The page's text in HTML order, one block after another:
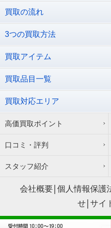
買取の流れ
3つの買取方法
買取アイテム
買取品目一覧
買取対応エリア
高価買取ポイント
口コミ・評判
スタッフ紹介
会社概要 個人情報保護
せ サイ
Copyright © サウスリー